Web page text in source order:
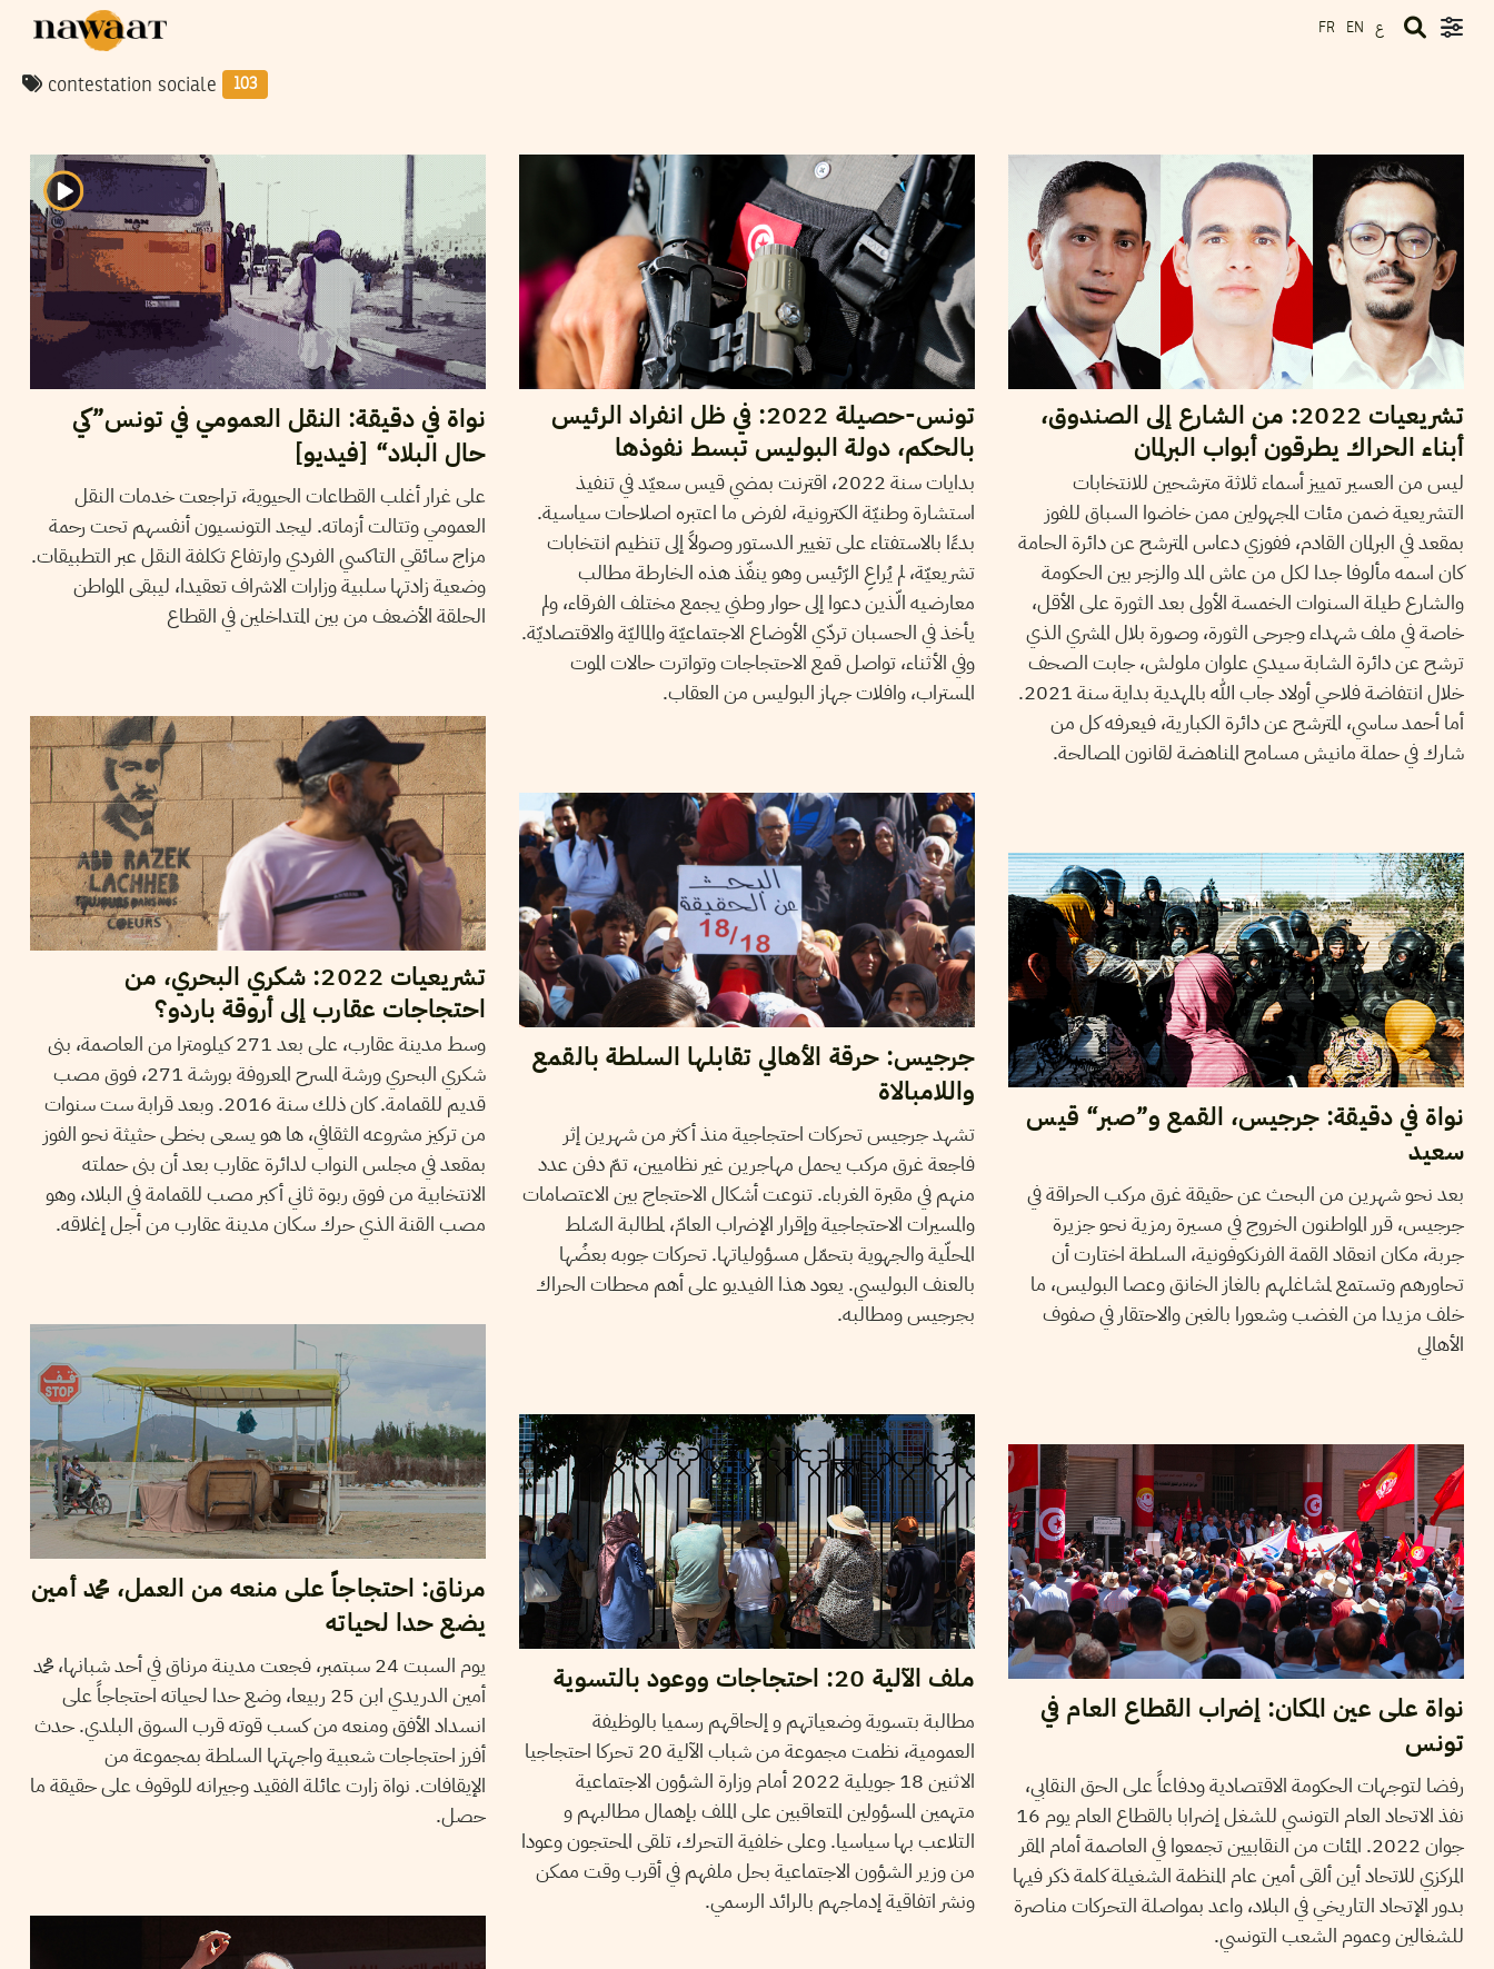
FR EN ع
contestation sociale 103
نواة في دقيقة: النقل العمومي في تونس”كي
حال البلاد“ [فيديو]
على غرار أغلب القطاعات الحيوية، تراجعت خدمات النقل
العمومي وتتالت أزماته. ليجد التونسيون أنفسهم تحت رحمة
مزاج سائقي التاكسي الفردي وارتفاع تكلفة النقل عبر التطبيقات.
وضعية زادتها سلبية وزارات الاشراف تعقيدا، ليبقى المواطن
الحلقة الأضعف من بين المتداخلين في القطاع
تونس-حصيلة 2022: في ظل انفراد الرئيس
بالحكم، دولة البوليس تبسط نفوذها
بدايات سنة 2022، اقترنت بمضي قيس سعيّد في تنفيذ
استشارة وطنيّة الكترونية، لفرض ما اعتبره اصلاحات سياسية.
بدءًا بالاستفتاء على تغيير الدستور وصولاً إلى تنظيم انتخابات
تشريعيّة، لم يُراعِ الرّئيس وهو ينفّذ هذه الخارطة مطالب
معارضيه الّذين دعوا إلى حوار وطني يجمع مختلف الفرقاء، ولم
يأخذ في الحسبان تردّي الأوضاع الاجتماعيّة والماليّة والاقتصاديّة.
وفي الأثناء، تواصل قمع الاحتجاجات وتواترت حالات الموت
المستراب، وافلات جهاز البوليس من العقاب.
تشريعيات 2022: من الشارع إلى الصندوق،
أبناء الحراك يطرقون أبواب البرلمان
ليس من العسير تمييز أسماء ثلاثة مترشحين للانتخابات
التشريعية ضمن مئات المجهولين ممن خاضوا السباق للفوز
بمقعد في البرلمان القادم، ففوزي دعاس المترشح عن دائرة الحامة
كان اسمه مألوفا جدا لكل من عاش المد والزجر بين الحكومة
والشارع طيلة السنوات الخمسة الأولى بعد الثورة على الأقل،
خاصة في ملف شهداء وجرحى الثورة، وصورة بلال المشري الذي
ترشح عن دائرة الشابة سيدي علوان ملولش، جابت الصحف
خلال انتفاضة فلاحي أولاد جاب الله بالمهدية بداية سنة 2021.
أما أحمد ساسي، المترشح عن دائرة الكبارية، فيعرفه كل من
شارك في حملة مانيش مسامح المناهضة لقانون المصالحة.
تشريعيات 2022: شكري البحري، من
احتجاجات عقارب إلى أروقة باردو؟
وسط مدينة عقارب، على بعد 271 كيلومترا من العاصمة، بنى
شكري البحري ورشة المسرح المعروفة بورشة 271، فوق مصب
قديم للقمامة. كان ذلك سنة 2016. وبعد قرابة ست سنوات
من تركيز مشروعه الثقافي، ها هو يسعى بخطى حثيثة نحو الفوز
بمقعد في مجلس النواب لدائرة عقارب بعد أن بنى حملته
الانتخابية من فوق ربوة ثاني أكبر مصب للقمامة في البلاد، وهو
مصب القنة الذي حرك سكان مدينة عقارب من أجل إغلاقه.
جرجيس: حرقة الأهالي تقابلها السلطة بالقمع
واللامبالاة
تشهد جرجيس تحركات احتجاجية منذ أكثر من شهرين إثر
فاجعة غرق مركب يحمل مهاجرين غير نظاميين، تمّ دفن عدد
منهم في مقبرة الغرباء. تنوعت أشكال الاحتجاج بين الاعتصامات
والمسيرات الاحتجاجية وإقرار الإضراب العامّ، لمطالبة السّلط
المحلّية والجهوية بتحمّل مسؤولياتها. تحركات جوبه بعضُها
بالعنف البوليسي. يعود هذا الفيديو على أهم محطات الحراك
بجرجيس ومطالبه.
نواة في دقيقة: جرجيس، القمع و”صبر“ قيس
سعيد
بعد نحو شهرين من البحث عن حقيقة غرق مركب الحراقة في
جرجيس، قرر المواطنون الخروج في مسيرة رمزية نحو جزيرة
جربة، مكان انعقاد القمة الفرنكوفونية، السلطة اختارت أن
تحاورهم وتستمع لمشاغلهم بالغاز الخانق وعصا البوليس، ما
خلف مزيدا من الغضب وشعورا بالغبن والاحتقار في صفوف
الأهالي
مرناق: احتجاجاً على منعه من العمل، محمد أمين
يضع حدا لحياته
يوم السبت 24 سبتمبر، فجعت مدينة مرناق في أحد شبانها، محمد
أمين الدريدي ابن 25 ربيعا، وضع حدا لحياته احتجاجاً على
انسداد الأفق ومنعه من كسب قوته قرب السوق البلدي. حدث
أفرز احتجاجات شعبية واجهتها السلطة بمجموعة من
الإيقافات. نواة زارت عائلة الفقيد وجيرانه للوقوف على حقيقة ما
حصل.
ملف الآلية 20: احتجاجات ووعود بالتسوية
مطالبة بتسوية وضعياتهم و إلحاقهم رسميا بالوظيفة
العمومية، نظمت مجموعة من شباب الآلية 20 تحركا احتجاجيا
الاثنين 18 جويلية 2022 أمام وزارة الشؤون الاجتماعية
متهمين المسؤولين المتعاقبين على الملف بإهمال مطالبهم و
التلاعب بها سياسيا. وعلى خلفية التحرك، تلقى المحتجون وعودا
من وزير الشؤون الاجتماعية بحل ملفهم في أقرب وقت ممكن
ونشر اتفاقية إدماجهم بالرائد الرسمي.
نواة على عين المكان: إضراب القطاع العام في
تونس
رفضا لتوجهات الحكومة الاقتصادية ودفاعاً على الحق النقابي،
نفذ الاتحاد العام التونسي للشغل إضرابا بالقطاع العام يوم 16
جوان 2022. المئات من النقابيين تجمعوا في العاصمة أمام المقر
المركزي للاتحاد أين ألقى أمين عام المنظمة الشغيلة كلمة ذكر فيها
بدور الإتحاد التاريخي في البلاد، واعد بمواصلة التحركات مناصرة
للشغالين وعموم الشعب التونسي.